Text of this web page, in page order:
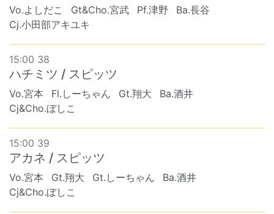
Vo.よしだこ Gt&Cho.宮武 Pf.津野
Ba.長谷
Cj.小田部アキユキ
15:00 38
ハチミツ / スピッツ
Vo.宮本 Fl.しーちゃん Gt.翔大
Ba.酒井
Cj&Cho.ぼしこ
15:00 39
アカネ / スピッツ
Vo.宮本 Gt.翔大 Gt.しーちゃん
Ba.酒井
Cj&Cho.ぼしこ